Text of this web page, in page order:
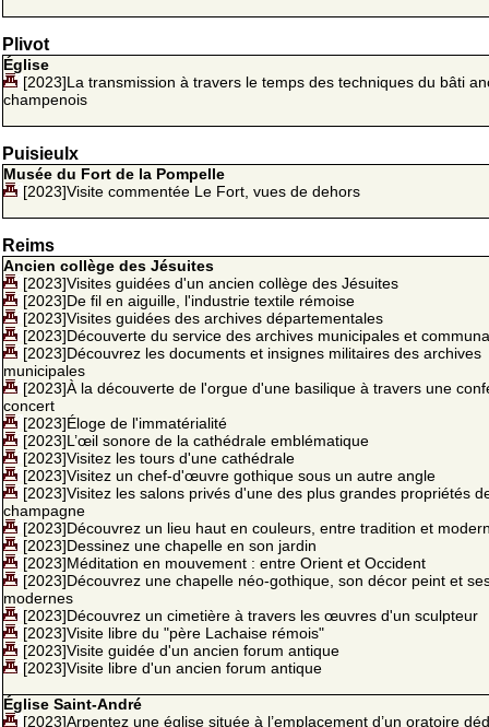
Plivot
Église
[2023]La transmission à travers le temps des techniques du bâti
champenois
Puisieulx
Musée du Fort de la Pompelle
[2023]Visite commentée Le Fort, vues de dehors
Reims
Ancien collège des Jésuites
[2023]Visites guidées d'un ancien collège des Jésuites
[2023]De fil en aiguille, l'industrie textile rémoise
[2023]Visites guidées des archives départementales
[2023]Découverte du service des archives municipales et
[2023]Découvrez les documents et insignes militaires des archives
municipales
[2023]À la découverte de l'orgue d'une basilique à travers une
concert
[2023]Éloge de l'immatérialité
[2023]L’œil sonore de la cathédrale emblématique
[2023]Visitez les tours d'une cathédrale
[2023]Visitez un chef-d'œuvre gothique sous un autre angle
[2023]Visitez les salons privés d'une des plus grandes propriétés
champagne
[2023]Découvrez un lieu haut en couleurs, entre tradition et
[2023]Dessinez une chapelle en son jardin
[2023]Méditation en mouvement : entre Orient et Occident
[2023]Découvrez une chapelle néo-gothique, son décor peint et
modernes
[2023]Découvrez un cimetière à travers les œuvres d'un sculpteur
[2023]Visite libre du "père Lachaise rémois"
[2023]Visite guidée d'un ancien forum antique
[2023]Visite libre d'un ancien forum antique
Église Saint-André
[2023]Arpentez une église située à l’emplacement d’un oratoire